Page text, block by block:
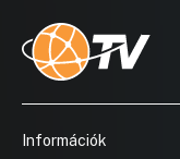
Információk